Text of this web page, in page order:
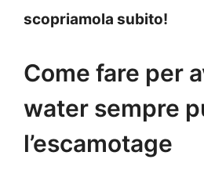
scopriamola subito!
Come fare per
water sempre
l’escamotage